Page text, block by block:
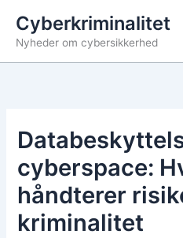
indholdet
Cyberkriminalitet
Nyheder om cybersikkerhed
cyberspace:
håndterer
kriminalitet